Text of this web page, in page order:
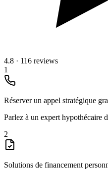
4.8 · 116 reviews
1
Réserver un appel stratégique
Parlez à un expert hypothécaire
2
Solutions de financement